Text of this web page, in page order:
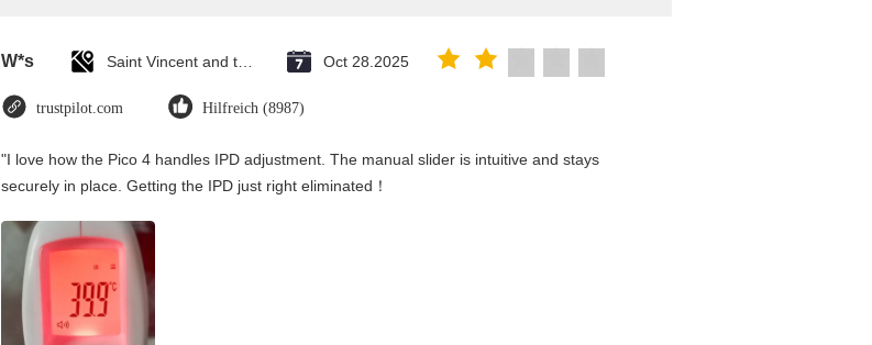
W*s Oct 28.2025
trustpilot.com Hilfreich (8987)
"I love how the Pico 4 handles IPD adjustment. The manual slider is intuitive and stays
securely in place. Getting the IPD just right eliminated！